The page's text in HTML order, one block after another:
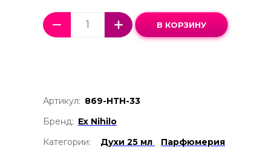
В КОРЗИНУ
Артикул: 869-НТН-33
Бренд: Ex Nihilo
Категории:
Духи 25 мл
Парфюмерия